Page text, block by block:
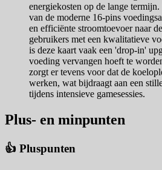
energiekosten op de lange
van de moderne 16-pins
en efficiënte stroomtoevoer naar
gebruikers met een kwalitatieve
is deze kaart vaak een 'drop-in'
voeding vervangen hoeft te
zorgt er tevens voor dat de
werken, wat bijdraagt aan een
tijdens intensieve gamesessies.
Plus- en minpunten
👍 Pluspunten